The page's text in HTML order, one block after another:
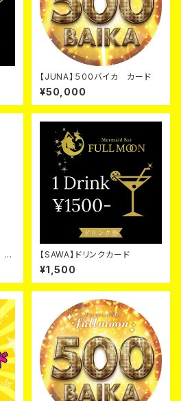
【JUNA】５００バイカ カード
¥50,000
ゴ
【SAWA】ドリンクカード
¥1,500